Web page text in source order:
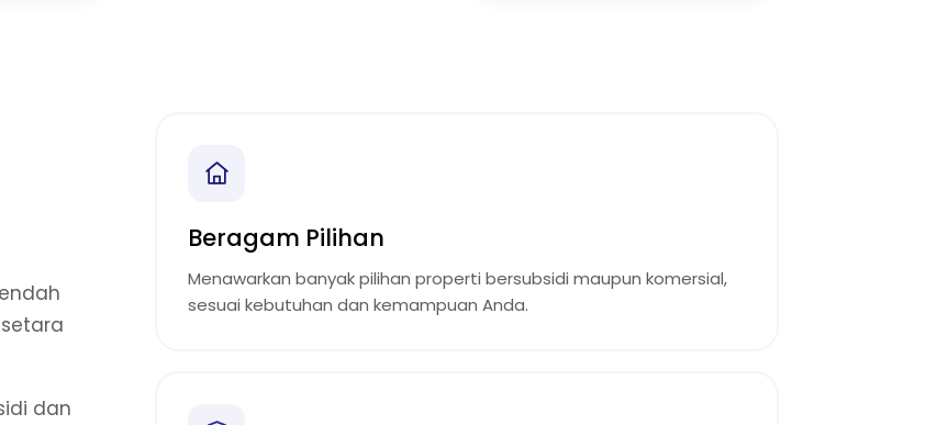
dan
Beragam Pilihan
Menawarkan banyak pilihan properti bersubsidi maupun komersial,
sesuai kebutuhan dan kemampuan Anda.